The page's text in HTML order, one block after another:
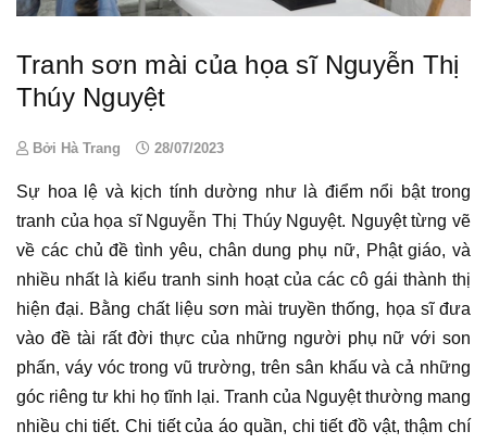
Tranh sơn mài của họa sĩ Nguyễn Thị
Thúy Nguyệt
Bởi Hà Trang 28/07/2023
Sự hoa lệ và kịch tính dường như là điểm nổi bật trong
tranh của họa sĩ Nguyễn Thị Thúy Nguyệt. Nguyệt từng vẽ
về các chủ đề tình yêu, chân dung phụ nữ, Phật giáo, và
nhiều nhất là kiểu tranh sinh hoạt của các cô gái thành thị
hiện đại. Bằng chất liệu sơn mài truyền thống, họa sĩđưa
vào đề tài rất đời thực của những người phụ nữ với son
phấn, váy vóc trong vũ trường, trên sân khấu và cả những
góc riêng tư khi họ tĩnh lại. Tranh của Nguyệt thường mang
nhiều chi tiết. Chi tiết của áo quần, chi tiết đồ vật, thậm chí